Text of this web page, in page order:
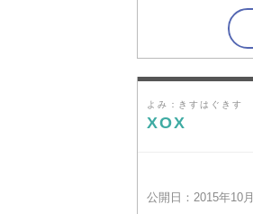
よみ：きすはぐきす
XOX
公開日：2015年10